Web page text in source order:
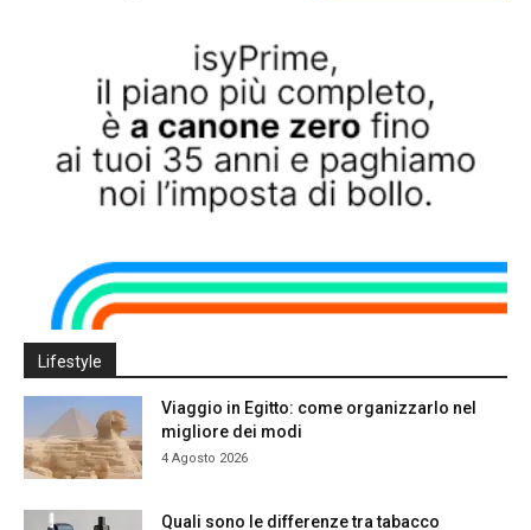
Lifestyle
Viaggio in Egitto: come organizzarlo nel
migliore dei modi
4 Agosto 2026
Quali sono le differenze tra tabacco